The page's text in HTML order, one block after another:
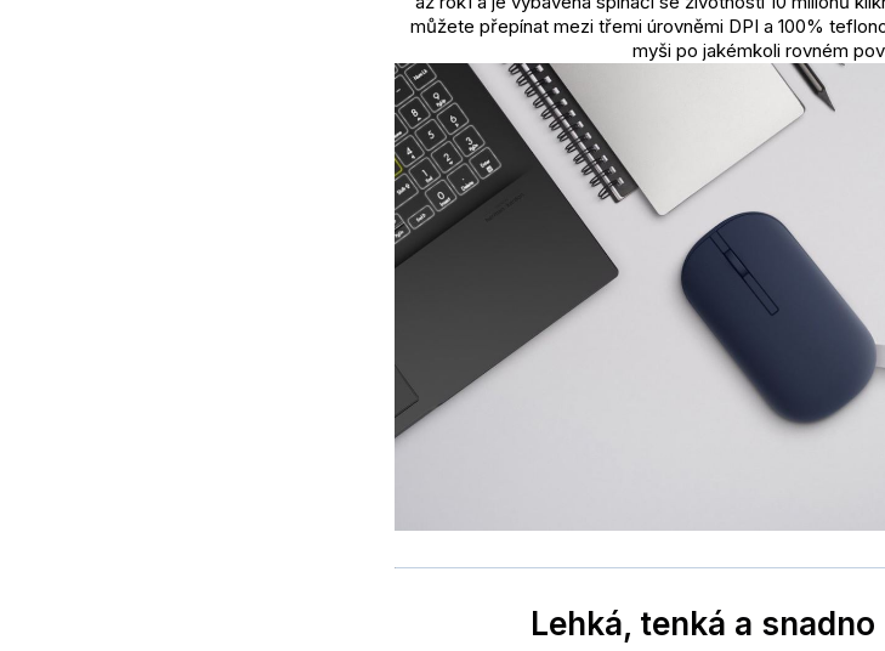
můžete přepínat mezi třemi úrovněmi DPI a 100%
myši po jakémkoli rovném
Lehká, tenká a